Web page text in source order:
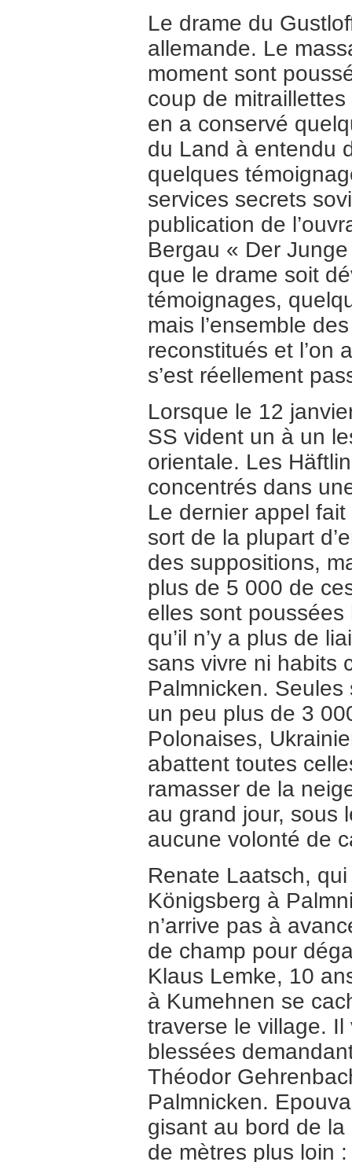
Le drame du
allemande. Le
moment sont
coup de
en a conservé
du Land à entendu
quelques
services secrets
publication de
Bergau « Der
que le drame soit
témoignages,
mais l’ensemble
reconstitués et l’on
s’est réellement
Lorsque le 12
SS vident un à un
orientale. Les
concentrés dans
Le dernier appel
sort de la plupart
des suppositions,
plus de 5 000 de
elles sont
qu’il n’y a plus de
sans vivre ni habits
Palmnicken.
un peu plus de 3
Polonaises,
abattent toutes
ramasser de la
au grand jour, sous
aucune volonté de
Renate Laatsch,
Königsberg à
n’arrive pas à
de champ pour
Klaus Lemke, 10
à Kumehnen se
traverse le village.
blessées
Théodor
Palmnicken.
gisant au bord de
de mètres plus loin